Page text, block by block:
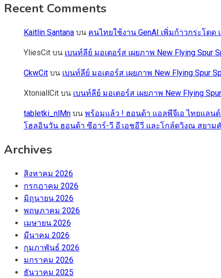
Recent Comments
Kaitlin Santana บน คนไทยใช้งาน GenAI เพิ่มก้าวกระโด
YliesCit บน เบนท์ลีย์ มอเตอร์ส เผยภาพ New Flying
CkwCit บน เบนท์ลีย์ มอเตอร์ส เผยภาพ New Flying Spur
XtoniallCit บน เบนท์ลีย์ มอเตอร์ส เผยภาพ New Flying
tabletki_nlMn บน พร้อมแล้ว ! ฮอนด้า แอลพีจีเอ ไทยแลนด์
โฮลอินวัน ฮอนด้า ซีอาร์-วี อี:เอชอีวี และโกล์ดวิงณ สยา
Archives
สิงหาคม 2026
กรกฎาคม 2026
มิถุนายน 2026
พฤษภาคม 2026
เมษายน 2026
มีนาคม 2026
กุมภาพันธ์ 2026
มกราคม 2026
ธันวาคม 2025